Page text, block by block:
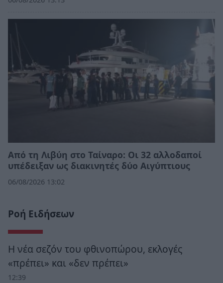
Από τη Λιβύη στο Ταίναρο: Οι 32 αλλοδαποί
υπέδειξαν ως διακινητές δύο Αιγύπτιους
06/08/2026 13:02
Ροή Ειδήσεων
Η νέα σεζόν του φθινοπώρου, εκλογές
«πρέπει» και «δεν πρέπει»
12:39